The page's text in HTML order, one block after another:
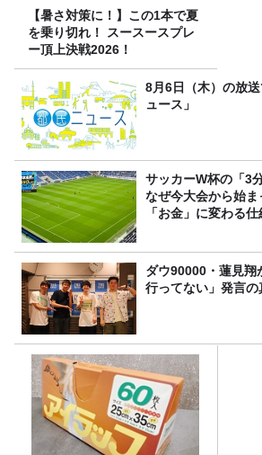
【暑さ対策に！】この1本で夏
を乗り切れ！ スースースプレ
ー頂上決戦2026！
8月6日（木）の放
ュース」
サッカーW杯の「3
なぜ今大会から始
「お金」に変わる
ダウ90000・蓮見翔
行ってない」発言の